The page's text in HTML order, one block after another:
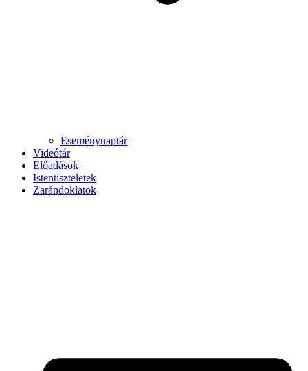
Eseménynaptár
Videótár
Előadások
Istentiszteletek
Zarándoklatok